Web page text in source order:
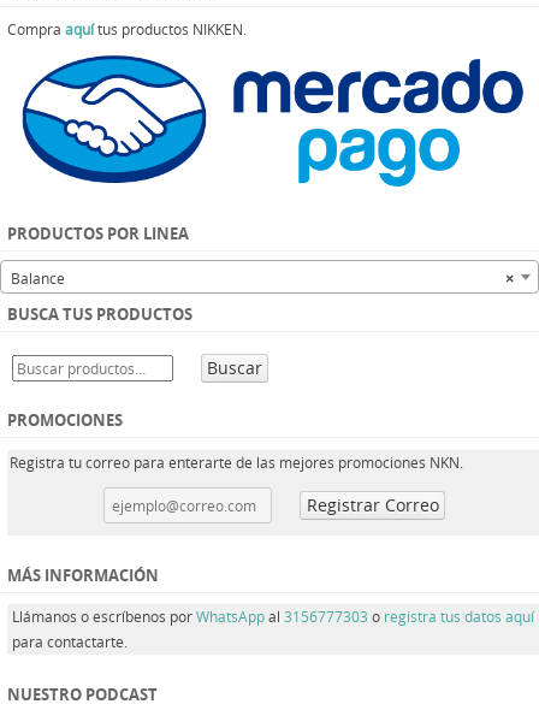
Compra aquítus productos NIKKEN.
PRODUCTOS POR LINEA
×
Balance
BUSCA TUS PRODUCTOS
Buscar
PROMOCIONES
Registra tu correo para enterarte de las mejores promociones NKN.
MÁS INFORMACIÓN
Llámanos o escríbenos porWhatsAppal 3156777303 o registra tus datos aquí
para contactarte.
NUESTRO PODCAST